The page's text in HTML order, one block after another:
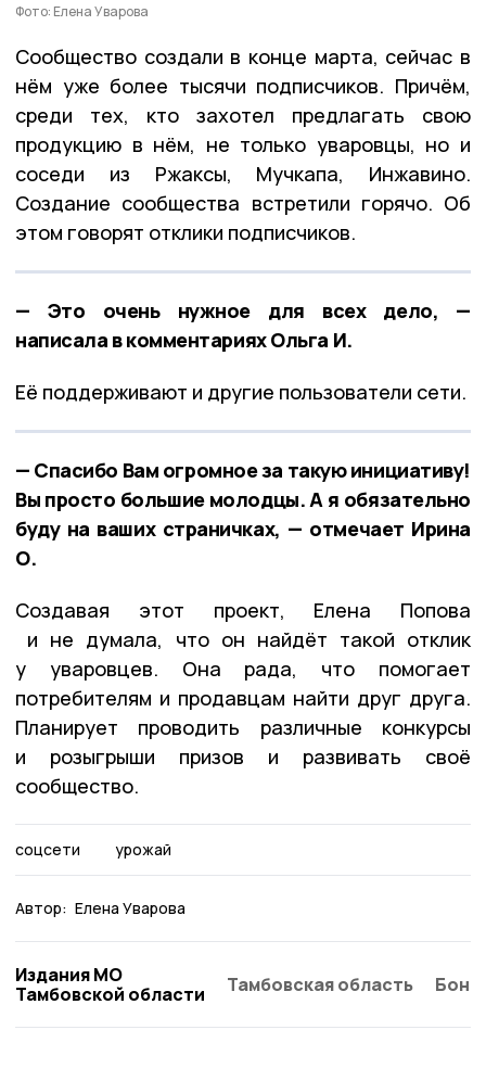
Фото: Елена Уварова
Сообщество создали в конце марта, сейчас в
нём уже более тысячи подписчиков. Причём,
среди тех, кто захотел предлагать свою
продукцию в нём, не только уваровцы, но и
соседи из Ржаксы, Мучкапа, Инжавино.
Создание сообщества встретили горячо. Об
этом говорят отклики подписчиков.
— Это очень нужное для всех дело, —
написала в комментариях Ольга И.
Её поддерживают и другие пользователи сети.
— Спасибо Вам огромное за такую инициативу!
Вы просто большие молодцы. А я обязательно
буду на ваших страничках, — отмечает Ирина
О.
Создавая этот проект, Елена Попова
и не думала, что он найдёт такой отклик
у уваровцев. Она рада, что помогает
потребителям и продавцам найти друг друга.
Планирует проводить различные конкурсы
и розыгрыши призов и развивать своё
сообщество.
соцсети урожай
Автор: Елена Уварова
Издания МО
Тамбовской области
Тамбовская область